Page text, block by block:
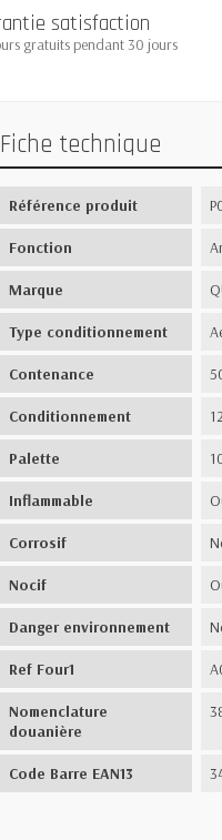
satisfaction
gratuits pendant 30 jours
Fiche technique
Référence produit
Fonction
Marque
Type conditionnement
Contenance
Conditionnement
Palette
Inflammable
Corrosif
Nocif
Danger environnement
Ref Four1
Nomenclature
douanière
Code Barre EAN13